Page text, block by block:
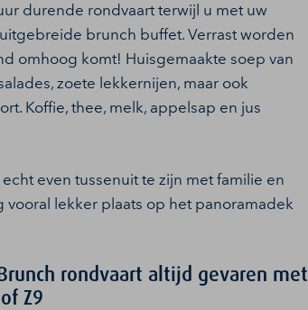
durende rondvaart terwijl u met uw
brunch buffet. Verrast worden
omhoog komt! Huisgemaakte soep van
zoete lekkernijen, maar ook
Koffie, thee, melk, appelsap en jus
even tussenuit te zijn met familie en
lekker plaats op het panoramadek
rondvaart altijd gevaren met
Z9